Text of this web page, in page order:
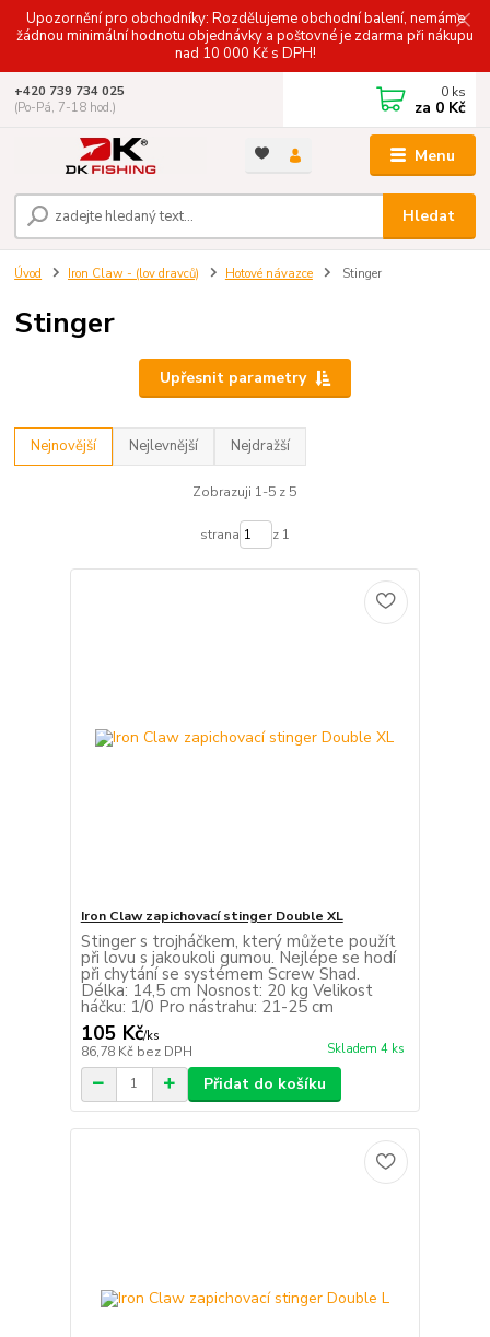
Upozornění pro obchodníky: Rozdělujeme obchodní balení, nemáme
žádnou minimální hodnotu objednávky a poštovné je zdarma při nákupu
nad 10 000 Kč s DPH!
Menu
Hledat
+420 739 734 025
(Po-Pá, 7-18 hod.)
0 ks
za 0 Kč
Úvod Iron Claw - (lov dravců) Hotové návazce Stinger
Stinger
Upřesnit parametry
Nejnovější Nejlevnější Nejdražší
Zobrazuji 1-5 z 5
strana z 1
Iron Claw zapichovací stinger Double XL
Stinger s trojháčkem, který můžete použít
při lovu s jakoukoli gumou. Nejlépe se hodí
při chytání se systémem Screw Shad.
Délka: 14,5 cm Nosnost: 20 kg Velikost
háčku: 1/0 Pro nástrahu: 21-25 cm
105 Kč/ks
86,78 Kč bez DPH Skladem 4 ks
Přidat do košíku